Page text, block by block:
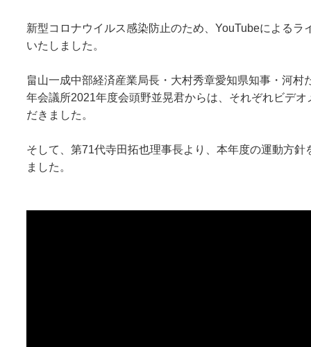
新型コロナウイルス感染防止のため、YouTubeによる
いたしました。
畠山一成中部経済産業局長・大村秀章愛知県知事・河
年会議所2021年度会頭野並晃君からは、それぞれビデ
だきました。
そして、第71代寺田拓也理事長より、本年度の運動方
ました。